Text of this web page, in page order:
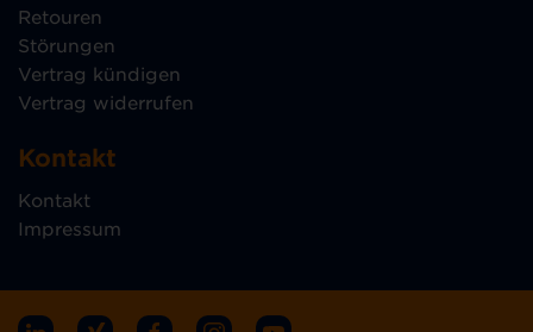
Retouren
Störungen
Vertrag kündigen
Vertrag widerrufen
Kontakt
Kontakt
Impressum